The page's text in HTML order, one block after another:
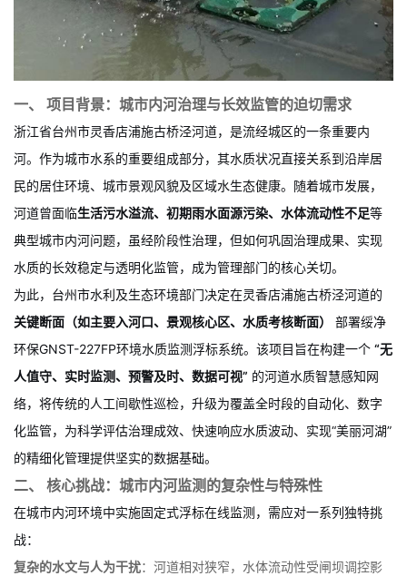
一、 项目背景：城市内河治理与长效监管的迫切需求
浙江省台州市灵香店浦施古桥泾河道，是流经城区的一条重要内
河。作为城市水系的重要组成部分，其水质状况直接关系到沿岸居
民的居住环境、城市景观风貌及区域水生态健康。随着城市发展，
河道曾面临生活污水溢流、初期雨水面源污染、水体流动性不足
典型城市内河问题，虽经阶段性治理，但如何巩固治理成果、实现
水质的长效稳定与透明化监管，成为管理部门的核心关切。
为此，台州市水利及生态环境部门决定在灵香店浦施古桥泾河道的
关键断面（如主要入河口、景观核心区、水质考核断面）部署绥净
环保GNST-227FP环境水质监测浮标系统。该项目旨在构建一个“无
人值守、实时监测、预警及时、数据可视”的河道水质智慧感知网
络，将传统的人工间歇性巡检，升级为覆盖全时段的自动化、数字
化监管，为科学评估治理成效、快速响应水质波动、实现“美丽河湖”
的精细化管理提供坚实的数据基础。
二、 核心挑战：城市内河监测的复杂性与特殊性
在城市内河环境中实施固定式浮标在线监测，需应对一系列独特挑